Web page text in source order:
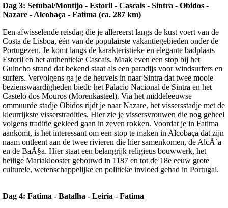
Dag 3: Setubal/Montijo - Estoril - Cascais - Sintra - Obidos -
Nazare - Alcobaça - Fatima (ca. 287 km)
Een afwisselende reisdag die je allereerst langs de kust voert van de
Costa de Lisboa, één van de populairste vakantiegebieden onder de
Portugezen. Je komt langs de karakteristieke en elegante badplaats
Estoril en het authentieke Cascais. Maak even een stop bij het
Guincho strand dat bekend staat als een paradijs voor windsurfers en
surfers. Vervolgens ga je de heuvels in naar Sintra dat twee mooie
bezienswaardigheden biedt: het Palacio Nacional de Sintra en het
Castelo dos Mouros (Morenkasteel). Via het middeleeuwse
ommuurde stadje Obidos rijdt je naar Nazare, het vissersstadje met de
kleurrijkste visserstradities. Hier zie je vissersvrouwen die nog geheel
volgens traditie gekleed gaan in zeven rokken. Voordat je in Fatima
aankomt, is het interessant om een stop te maken in Alcobaça dat zijn
naam ontleent aan de twee rivieren die hier samenkomen, de AlcÃ´a
en de BaÃ§a. Hier staat een belangrijk religieus bouwwerk, het
heilige Mariaklooster gebouwd in 1187 en tot de 18e eeuw grote
culturele, wetenschappelijke en politieke invloed gehad in Portugal.
Dag 4: Fatima - Batalha - Leiria - Fatima